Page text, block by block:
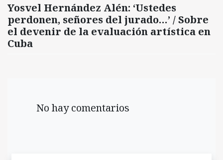
Yosvel Hernández Alén: ‘Ustedes
perdonen, señores del jurado…’ / Sobre
el devenir de la evaluación artística en
Cuba
No hay comentarios